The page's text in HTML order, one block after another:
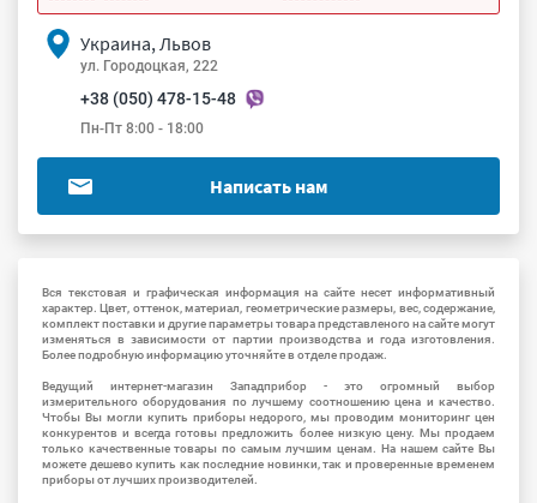
Украина, Львов
ул. Городоцкая, 222
+38 (050) 478-15-48
Пн-Пт 8:00 - 18:00
Написать нам
Вся текстовая и графическая информация на сайте несет информативный
характер. Цвет, оттенок, материал, геометрические размеры, вес, содержание,
комплект поставки и другие параметры товара представленого на сайте могут
изменяться в зависимости от партии производства и года изготовления.
Более подробную информацию уточняйте в отделе продаж.
Ведущий интернет-магазин Западприбор - это огромный выбор
измерительного оборудования по лучшему соотношению цена и качество.
Чтобы Вы могли купить приборы недорого, мы проводим мониторинг цен
конкурентов и всегда готовы предложить более низкую цену. Мы продаем
только качественные товары по самым лучшим ценам. На нашем сайте Вы
можете дешево купить как последние новинки, так и проверенные временем
приборы от лучших производителей.